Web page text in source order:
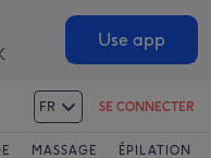
Use app
FR SE CONNECTER
MASSAGE ÉPILATION